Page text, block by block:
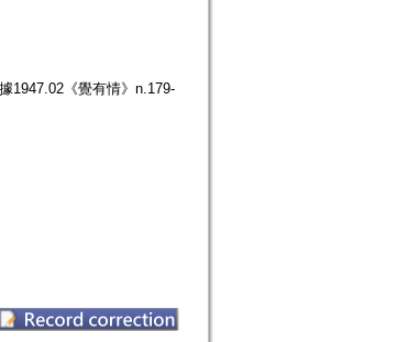
1947.02《覺有情》n.179-